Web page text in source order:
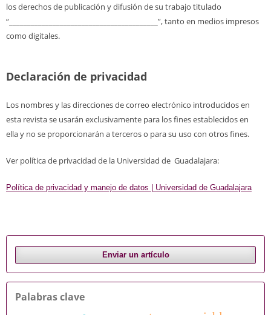
los derechos de publicación y difusión de su trabajo titulado
“_________________________________________”, tanto en medios impresos
como digitales.
Declaración de privacidad
Los nombres y las direcciones de correo electrónico introducidos en
esta revista se usarán exclusivamente para los fines establecidos en
ella y no se proporcionarán a terceros o para su uso con otros fines.
Ver política de privacidad de la Universidad de Guadalajara:
Política de privacidad y manejo de datos | Universidad de Guadalajara
Enviar un artículo
Palabras clave